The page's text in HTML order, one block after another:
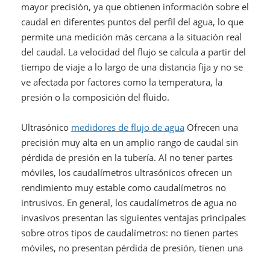
mayor precisión, ya que obtienen información sobre el
caudal en diferentes puntos del perfil del agua, lo que
permite una medición más cercana a la situación real
del caudal. La velocidad del flujo se calcula a partir del
tiempo de viaje a lo largo de una distancia fija y no se
ve afectada por factores como la temperatura, la
presión o la composición del fluido.
Ultrasónico medidores de flujo de aguaOfrecen una
precisión muy alta en un amplio rango de caudal sin
pérdida de presión en la tubería. Al no tener partes
móviles, los caudalímetros ultrasónicos ofrecen un
rendimiento muy estable como caudalímetros no
intrusivos. En general, los caudalímetros de agua no
invasivos presentan las siguientes ventajas principales
sobre otros tipos de caudalímetros: no tienen partes
móviles, no presentan pérdida de presión, tienen una